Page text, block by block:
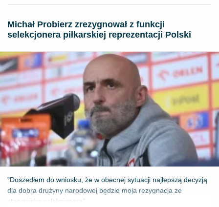
Michał Probierz zrezygnował z funkcji
selekcjonera piłkarskiej reprezentacji Polski
"Doszedłem do wniosku, że w obecnej sytuacji najlepszą decyzją
dla dobra drużyny narodowej będzie moja rezygnacja ze
stanowiska selekcjonera" - ...